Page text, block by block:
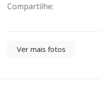
Compartilhe:
Ver mais fotos